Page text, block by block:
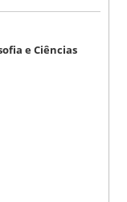
e Ciências